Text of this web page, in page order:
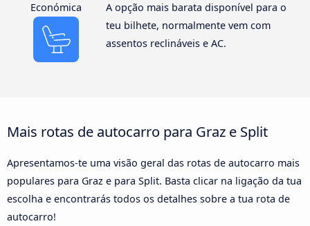
Económica
A opção mais barata disponível para o
teu bilhete, normalmente vem com
assentos reclináveis e AC.
Mais rotas de autocarro para Graz e Split
Apresentamos-te uma visão geral das rotas de autocarro mais
populares para Graz e para Split. Basta clicar na ligação da tua
escolha e encontrarás todos os detalhes sobre a tua rota de
autocarro!